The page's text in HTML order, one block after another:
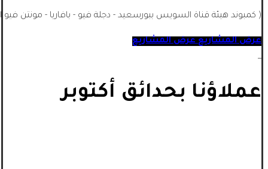
( كمبوند هيئة قناة السويس ببورسعيد - دجلة فيو - بافاريا - مونتن
عرض المشاريععرض المشاريع
_
عملاؤنا بحدائق أكتوبر